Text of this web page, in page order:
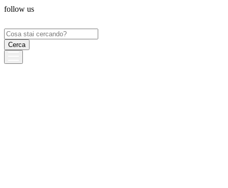
follow us
Ricerca
per: